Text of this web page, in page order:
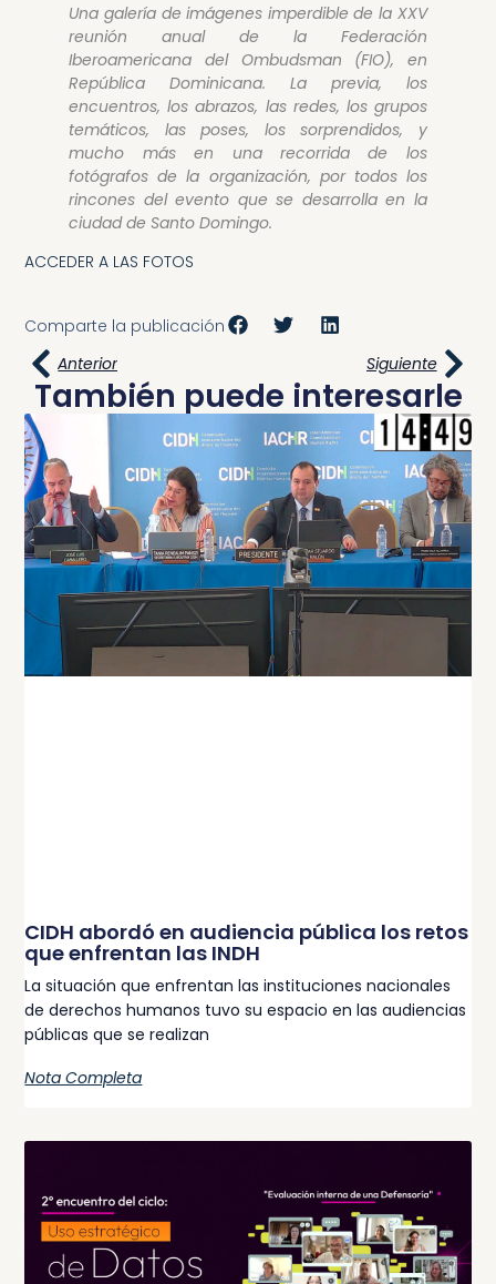
Una galería de imágenes imperdible de la XXV
reunión anual de la Federación
Iberoamericana del Ombudsman (FIO), en
República Dominicana. La previa, los
encuentros, los abrazos, las redes, los grupos
temáticos, las poses, los sorprendidos, y
mucho más en una recorrida de los
fotógrafos de la organización, por todos los
rincones del evento que se desarrolla en la
ciudad de Santo Domingo.
ACCEDER A LAS FOTOS
Comparte la publicación
Anterior
Siguiente
También puede interesarle
CIDH abordó en audiencia pública los retos
que enfrentan las INDH
La situación que enfrentan las instituciones nacionales
de derechos humanos tuvo su espacio en las audiencias
públicas que se realizan
Nota Completa